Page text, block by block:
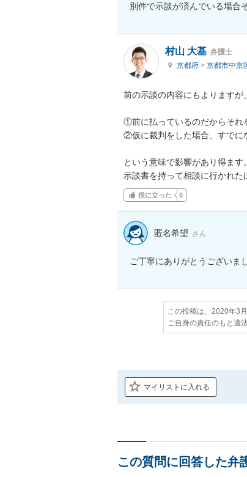
別件で示談が済んでいる場合
村山 大基 弁護士
京都府 > 京都市中京
前の示談の内容にもよりますが
①前に払っているのだからそれ
②仮に裁判をした場合、すでに
という意味で影響があり得ます。
示談書を持って相談に行かれた
役に立った 0
匿名希望 さん
ご丁寧にありがとうございま
この投稿は、2020年3
ご自身の責任のもと適
マイリストに入れる
この質問に回答した弁